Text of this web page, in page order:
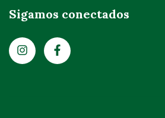
Sigamos conectados